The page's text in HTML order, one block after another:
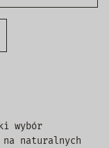
wybór
naturalnych